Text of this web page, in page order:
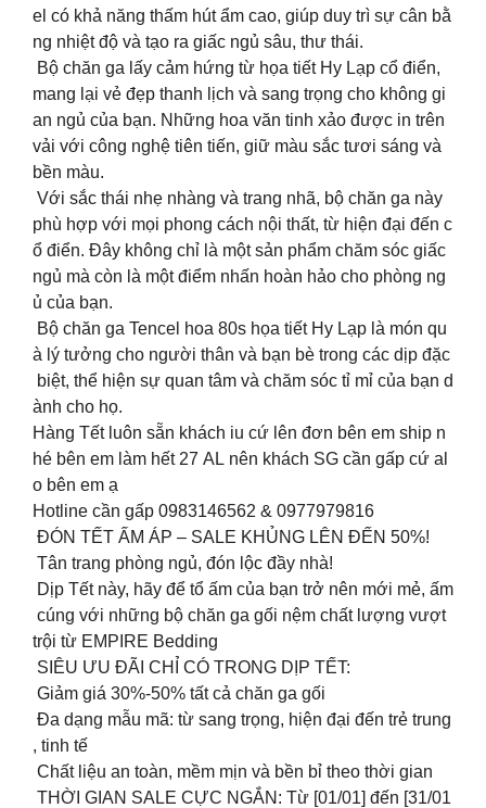
el có khả năng thấm hút ẩm cao, giúp duy trì sự cân bằ
ng nhiệt độ và tạo ra giấc ngủ sâu, thư thái.
Bộ chăn ga lấy cảm hứng từ họa tiết Hy Lạp cổ điển,
mang lại vẻ đẹp thanh lịch và sang trọng cho không gi
an ngủ của bạn. Những hoa văn tinh xảo được in trên
vải với công nghệ tiên tiến, giữ màu sắc tươi sáng và
bền màu.
Với sắc thái nhẹ nhàng và trang nhã, bộ chăn ga này
phù hợp với mọi phong cách nội thất, từ hiện đại đến c
ổ điển. Đây không chỉ là một sản phẩm chăm sóc giấc
ngủ mà còn là một điểm nhấn hoàn hảo cho phòng ng
ủ của bạn.
Bộ chăn ga Tencel hoa 80s họa tiết Hy Lạp là món qu
à lý tưởng cho người thân và bạn bè trong các dịp đặc
biệt, thể hiện sự quan tâm và chăm sóc tỉ mỉ của bạn d
ành cho họ.
Hàng Tết luôn sẵn khách iu cứ lên đơn bên em ship n
hé bên em làm hết 27 AL nên khách SG cần gấp cứ al
o bên em ạ
Hotline cần gấp 0983146562 & 0977979816
ĐÓN TẾT ẤM ÁP – SALE KHỦNG LÊN ĐẾN 50%!
Tân trang phòng ngủ, đón lộc đầy nhà!
Dịp Tết này, hãy để tổ ấm của bạn trở nên mới mẻ, ấm
cúng với những bộ chăn ga gối nệm chất lượng vượt
trội từ EMPIRE Bedding
SIÊU ƯU ĐÃI CHỈ CÓ TRONG DỊP TẾT:
Giảm giá 30%-50% tất cả chăn ga gối
Đa dạng mẫu mã: từ sang trọng, hiện đại đến trẻ trung
, tinh tế
Chất liệu an toàn, mềm mịn và bền bỉ theo thời gian
THỜI GIAN SALE CỰC NGẮN: Từ [01/01] đến [31/01